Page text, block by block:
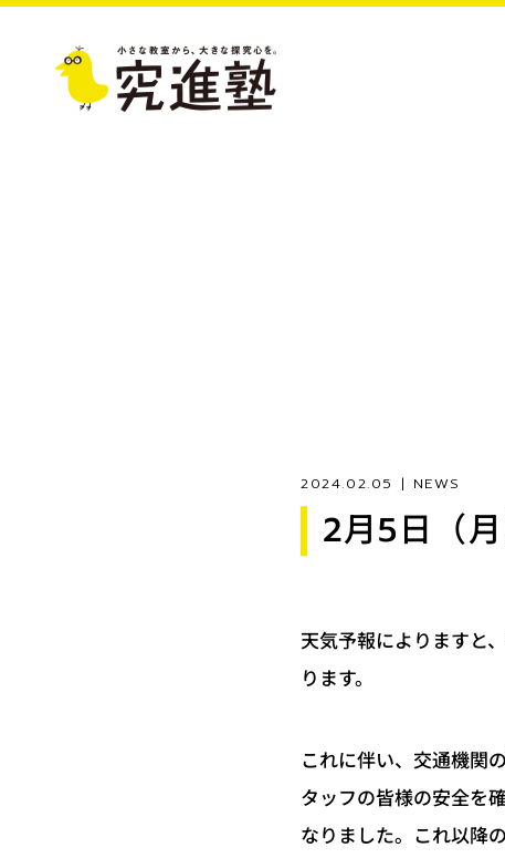
2024.02.05 | NEWS
2月5日（
天気予報によりますと
ります。
これに伴い、交通機関
タッフの皆様の安全を
なりました。これ以降